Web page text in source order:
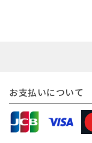
お支払いについて